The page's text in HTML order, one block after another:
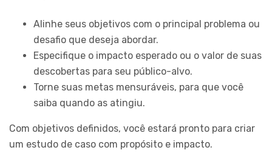
Alinhe seus objetivos com o principal problema ou
desafio que deseja abordar.
Especifique o impacto esperado ou o valor de suas
descobertas para seu público-alvo.
Torne suas metas mensuráveis, para que você
saiba quando as atingiu.
Com objetivos definidos, você estará pronto para criar
um estudo de caso com propósito e impacto.